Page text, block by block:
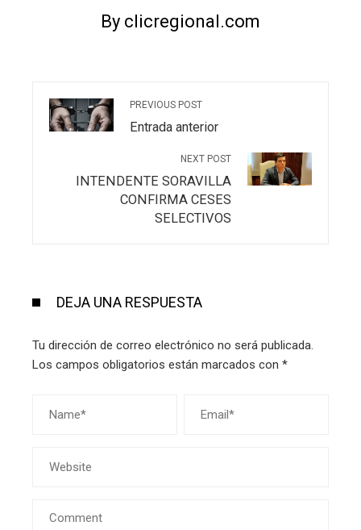
By clicregional.com
PREVIOUS POST
Entrada anterior
NEXT POST
INTENDENTE SORAVILLA
CONFIRMA CESES
SELECTIVOS
DEJA UNA RESPUESTA
Tu dirección de correo electrónico no será publicada.
Los campos obligatorios están marcados con *